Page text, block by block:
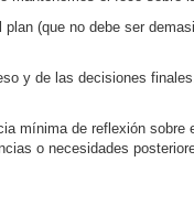
(que no debe ser
y de las decisiones
mínima de reflexión sobre
o necesidades